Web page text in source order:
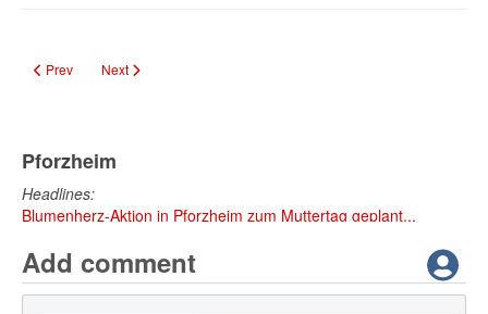
Previous article: Seit August: Nur noch digitale Passbilder für Ausweis und
Prev Next article: Bürgerbüro Sternenfels zieht ins KOMM-IN
Next
Pforzheim
Headlines:
Blumenherz-Aktion in Pforzheim zum Muttertag geplant...
Add comment